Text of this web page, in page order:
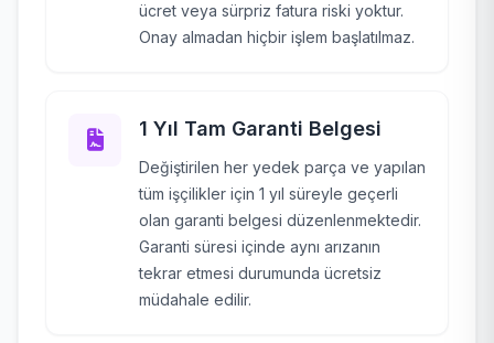
ücret veya sürpriz fatura riski yoktur.
Onay almadan hiçbir işlem başlatılmaz.
1 Yıl Tam Garanti Belgesi
Değiştirilen her yedek parça ve yapılan
tüm işçilikler için 1 yıl süreyle geçerli
olan garanti belgesi düzenlenmektedir.
Garanti süresi içinde aynı arızanın
tekrar etmesi durumunda ücretsiz
müdahale edilir.